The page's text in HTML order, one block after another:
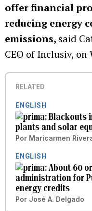
offer financial
reducing energy
emissions, said
CEO of Inclusiv, on
RELATED
ENGLISH
Blackouts
plants and solar
Por Maricarmen
ENGLISH
About 60
administration for
energy credits
Por José A. Delgado